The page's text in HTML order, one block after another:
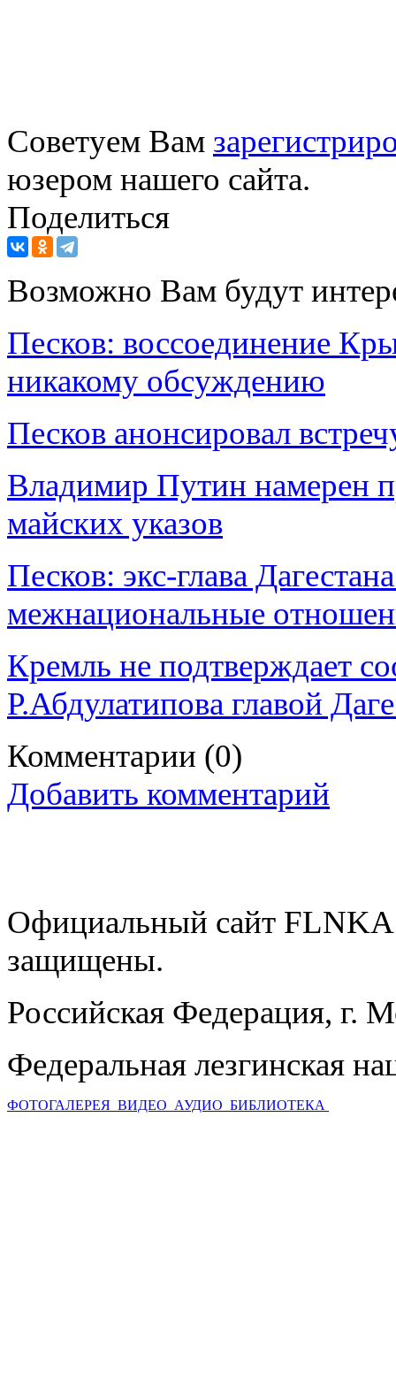
Советуем Вам
юзером нашего сайта.
Поделиться
Возможно Вам будут
Песков: воссоединение
никакому обсуждению
Песков анонсировал
Владимир Путин намерен
майских указов
Песков: экс-глава
межнациональные
Кремль не подтверждает
Р.Абдулатипова главой
Комментарии (0)
Добавить комментарий
Официальный сайт
защищены.
Российская Федерация, г.
Федеральная лезгинская
ФОТОГАЛЕРЕЯ ВИДЕО АУДИО БИБЛИОТЕКА